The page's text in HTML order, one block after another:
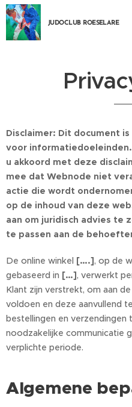
JUDOCLUB ROESELARE
Disclaimer: Dit document
voor
u akkoord met deze
mee dat Webnode niet
actie die wordt
op de inhoud van deze
aan om juridisch advies te
te passen aan de
De online winkel [….], op de
gebaseerd in […], verwerkt
Klant zijn verstrekt, om aan
voldoen en deze aanvullend
bestellingen en
noodzakelijke communicatie
verplichte periode.
Algemene